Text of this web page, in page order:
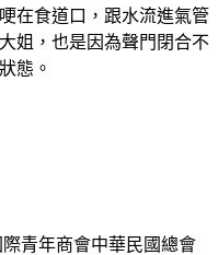
在食道口，跟水流進氣管
姐，也是因為聲門閉合不
態。
際青年商會中華民國總會